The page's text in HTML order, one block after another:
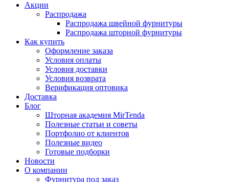
Акции
Распродажа
Распродажа швейной фурнитуры
Распродажа шторной фурнитуры
Как купить
Оформление заказа
Условия оплаты
Условия доставки
Условия возврата
Верификация оптовика
Доставка
Блог
Шторная академия MirTenda
Полезные статьи и советы
Портфолио от клиентов
Полезные видео
Готовые подборки
Новости
О компании
Фурнитура под заказ